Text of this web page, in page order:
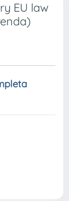
EU law